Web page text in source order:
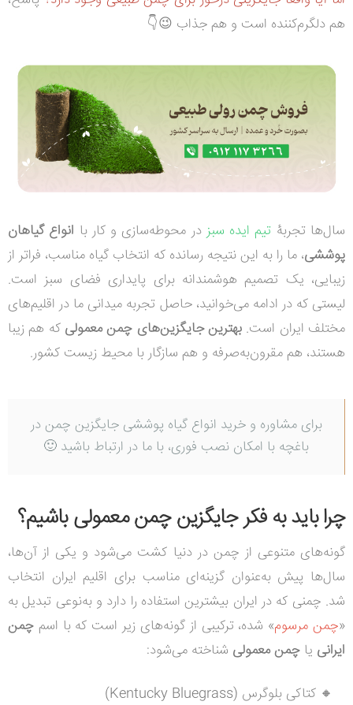
هم دلگرم‌کننده است و هم جذاب 😉👇
سال‌ها تجربۀ تیم ایده سبز در محوطه‌سازی و کار با انواع گیاهان
پوششی، ما را به این نتیجه رسانده که انتخاب گیاه مناسب، فراتر از
زیبایی، یک تصمیم هوشمندانه برای پایداری فضای سبز است.
لیستی که در ادامه می‌خوانید، حاصل تجربه میدانی ما در اقلیم‌های
مختلف ایران است. بهترین جایگزین‌های چمن معمولی که هم زیبا
هستند، هم مقرون‌به‌صرفه و هم سازگار با محیط زیست کشور.
برای مشاوره و خرید انواع گیاه پوششی جایگزین چمن در
باغچه با امکان نصب فوری، با ما در ارتباط باشید 🙂
چرا باید به فکر جایگزین چمن معمولی باشیم؟
گونه‌های متنوعی از چمن در دنیا کشت می‌شود و یکی از آن‌ها،
سال‌ها پیش به‌عنوان گزینه‌ای مناسب برای اقلیم ایران انتخاب
شد. چمنی که در ایران بیشترین استفاده را دارد و به‌نوعی تبدیل به
«چمن مرسوم» شده، ترکیبی از گونه‌های زیر است که با اسم چمن
ایرانی یا چمن معمولی شناخته می‌شود:
🔸 کتاکی بلوگرس (Kentucky Bluegrass)